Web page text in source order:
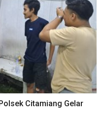
Citamiang Gelar